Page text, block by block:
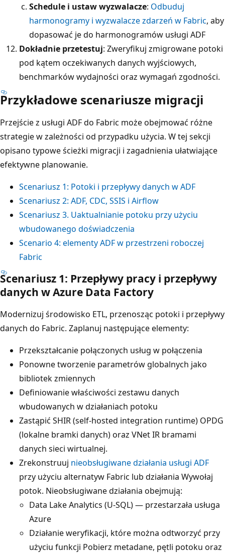
Schedule i ustaw wyzwalacze: Odbuduj
harmonogramy i wyzwalacze zdarzeń w Fabric, aby
dopasować je do harmonogramów usługi ADF
Dokładnie przetestuj: Zweryfikuj zmigrowane potoki
pod kątem oczekiwanych danych wyjściowych,
benchmarków wydajności oraz wymagań zgodności.
Przykładowe scenariusze migracji
Przejście z usługi ADF do Fabric może obejmować różne
strategie w zależności od przypadku użycia. W tej sekcji
opisano typowe ścieżki migracji i zagadnienia ułatwiające
efektywne planowanie.
Scenariusz 1: Potoki i przepływy danych w ADF
Scenariusz 2: ADF, CDC, SSIS i Airflow
Scenariusz 3. Uaktualnianie potoku przy użyciu
wbudowanego doświadczenia
Scenario 4: elementy ADF w przestrzeni roboczej
Fabric
Scenariusz 1: Przepływy pracy i przepływy
danych w Azure Data Factory
Modernizuj środowisko ETL, przenosząc potoki i przepływy
danych do Fabric. Zaplanuj następujące elementy:
Przekształcanie połączonych usług w połączenia
Ponowne tworzenie parametrów globalnych jako
bibliotek zmiennych
Definiowanie właściwości zestawu danych
wbudowanych w działaniach potoku
Zastąpić SHIR (self-hosted integration runtime) OPDG
(lokalne bramki danych) oraz VNet IR bramami
danych sieci wirtualnej.
Zrekonstruuj nieobsługiwane działania usługi ADF
przy użyciu alternatyw Fabric lub działania Wywołaj
potok. Nieobsługiwane działania obejmują:
Data Lake Analytics (U-SQL) — przestarzała usługa
Azure
Działanie weryfikacji, które można odtworzyć przy
użyciu funkcji Pobierz metadane, pętli potoku oraz